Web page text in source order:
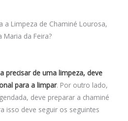
a Limpeza de Chaminé Lourosa,
Maria da Feira?
precisar de uma limpeza, deve
para a limpar. Por outro lado,
deve preparar a chaminé
isso deve seguir os seguintes